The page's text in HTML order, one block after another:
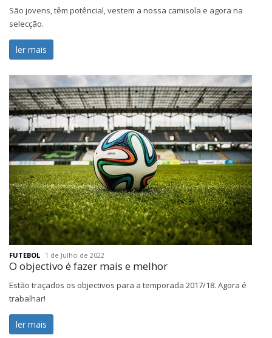
São jovens, têm potêncial, vestem a nossa camisola e agora na
selecção.
ler mais
FUTEBOL 1 de Julho de 2022
O objectivo é fazer mais e melhor
Estão traçados os objectivos para a temporada 2017/18. Agora é
trabalhar!
ler mais